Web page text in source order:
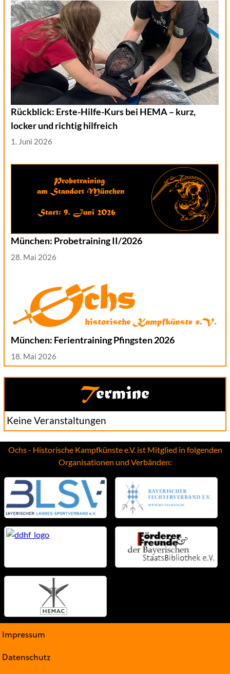
Rückblick: Erste-Hilfe-Kurs bei HEMA – kurz,
locker und richtig hilfreich
1. Juni 2026
München: Probetraining II/2026
28. Mai 2026
München: Ferientraining Pfingsten 2026
18. Mai 2026
Termine
Keine Veranstaltungen
Ochs - Historische Kampfkünste e.V. ist Mitglied in folgenden
Organisationen und Verbänden:
Impressum
Datenschutz